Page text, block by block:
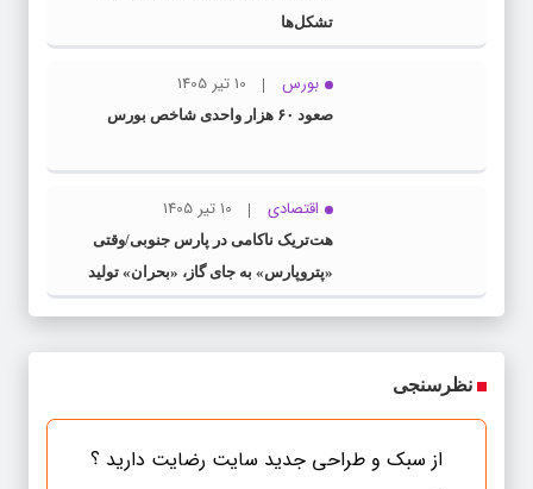
تشکل‌ها
بورس 10 تیر 1405
صعود ۶۰ هزار واحدی شاخص بورس
اقتصادی 10 تیر 1405
هت‌تریک ناکامی در پارس جنوبی/وقتی
«پتروپارس» به جای گاز، «بحران» تولید
می‌کند
نظرسنجی
از سبک و طراحی جدید سایت رضایت دارید ؟